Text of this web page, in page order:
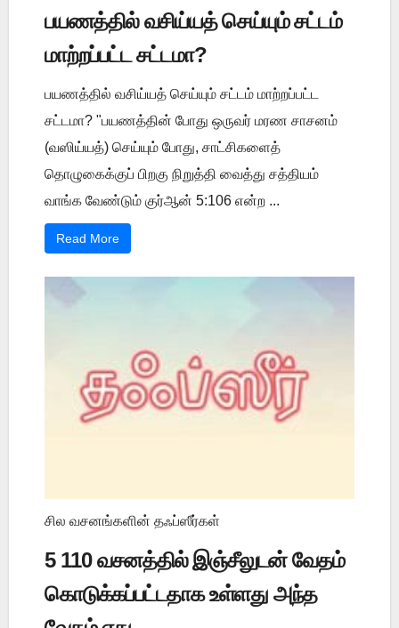
பயணத்தில் வசிய்யத் செய்யும் சட்டம்
மாற்றப்பட்ட சட்டமா?
பயணத்தில் வசிய்யத் செய்யும் சட்டம் மாற்றப்பட்ட
சட்டமா? "பயணத்தின் போது ஒருவர் மரண சாசனம்
(வஸிய்யத்) செய்யும் போது, சாட்சிகளைத்
தொழுகைக்குப் பிறகு நிறுத்தி வைத்து சத்தியம்
வாங்க வேண்டும் குர்ஆன் 5:106 என்ற ...
Read More
சில வசனங்களின் தஃப்ஸீர்கள்
5 110 வசனத்தில் இஞ்சீலுடன் வேதம்
கொடுக்கப்பட்டதாக உள்ளது அந்த